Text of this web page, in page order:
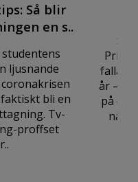
Så blir
en s..
ljusnande
bli en
Tv-
proffset
falla
år –
på